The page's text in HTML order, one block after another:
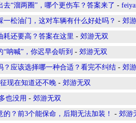
“溜两圈”，哪个更伤车？答案来了 -
松油门，这对车辆有什么好处吗？ - 郊
耗还要高？答案在这里 - 郊游无双
呐喊”，你迟早会听到 - 郊游无双
？应该选择哪一种合适？看完不纠结 - 郊
现在知道还不晚 - 郊游无双
也没用 - 郊游无双
？前3个能保命，后期无法加装！ - 郊游